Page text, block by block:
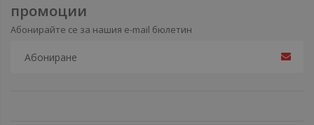
промоции
Абонирайте се за нашия e-mail бюлетин